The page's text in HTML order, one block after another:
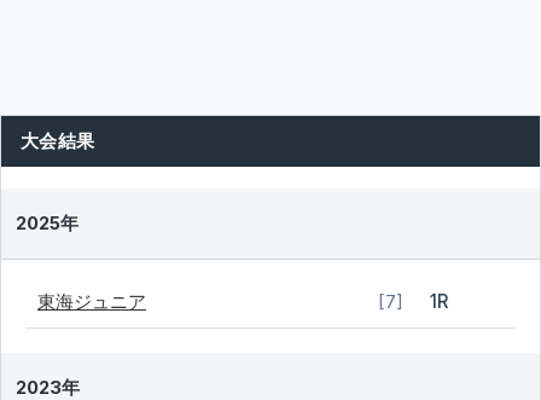
大会結果
2025年
東海ジュニア [7] 1R
2023年